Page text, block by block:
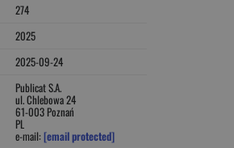
274
2025
2025-09-24
Publicat S.A.
ul. Chlebowa 24
61-003 Poznań
PL
e-mail: [email protected]